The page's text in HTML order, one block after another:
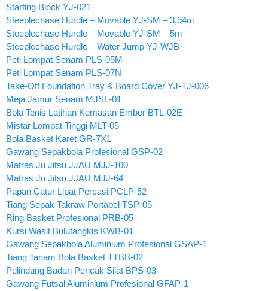
Starting Block YJ-021
Steeplechase Hurdle – Movable YJ-SM – 3,94m
Steeplechase Hurdle – Movable YJ-SM – 5m
Steeplechase Hurdle – Water Jump YJ-WJB
Peti Lompat Senam PLS-05M
Peti Lompat Senam PLS-07N
Take-Off Foundation Tray & Board Cover YJ-TJ-006
Meja Jamur Senam MJSL-01
Bola Tenis Latihan Kemasan Ember BTL-02E
Mistar Lompat Tinggi MLT-05
Bola Basket Karet GR-7X1
Gawang Sepakbola Profesional GSP-02
Matras Ju Jitsu JJAU MJJ-100
Matras Ju Jitsu JJAU MJJ-64
Papan Catur Lipat Percasi PCLP-52
Tiang Sepak Takraw Portabel TSP-05
Ring Basket Profesional PRB-05
Kursi Wasit Bulutangkis KWB-01
Gawang Sepakbola Aluminium Profesional GSAP-1
Tiang Tanam Bola Basket TTBB-02
Pelindung Badan Pencak Silat BPS-03
Gawang Futsal Aluminium Profesional GFAP-1